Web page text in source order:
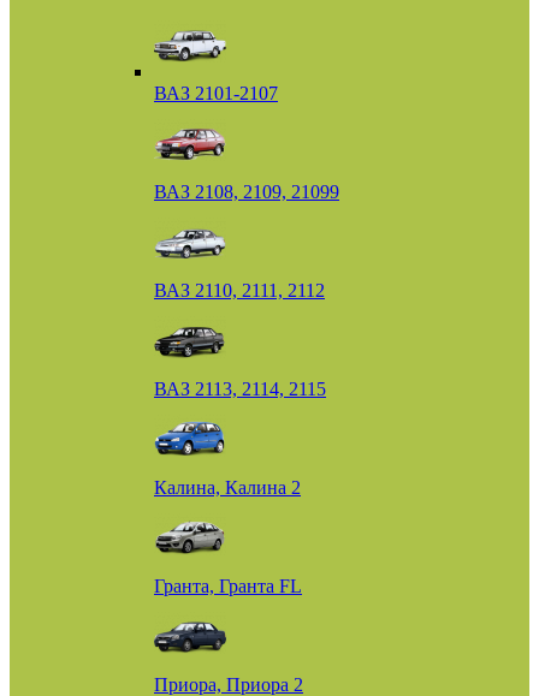
ВАЗ 2101-2107
ВАЗ 2108, 2109, 21099
ВАЗ 2110, 2111, 2112
ВАЗ 2113, 2114, 2115
Калина, Калина 2
Гранта, Гранта FL
Приора, Приора 2